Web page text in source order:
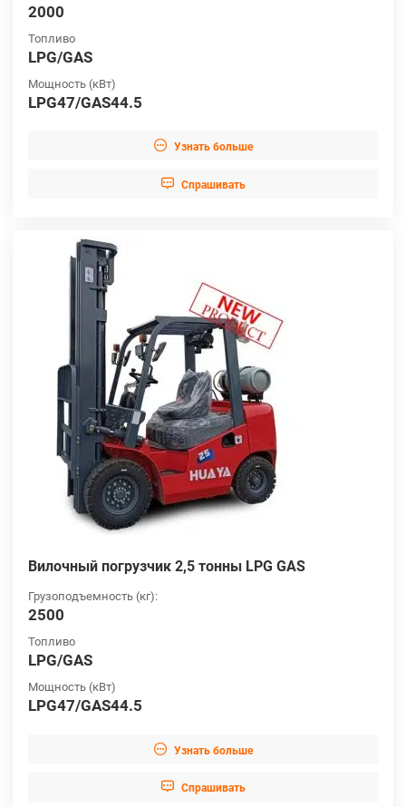
2000
Топливо
LPG/GAS
Мощность (кВт)
LPG47/GAS44.5
 Узнать больше
 Cпрашивать
Вилочный погрузчик 2,5 тонны LPG GAS
Грузоподъемность (кг):
2500
Топливо
LPG/GAS
Мощность (кВт)
LPG47/GAS44.5
 Узнать больше
 Cпрашивать